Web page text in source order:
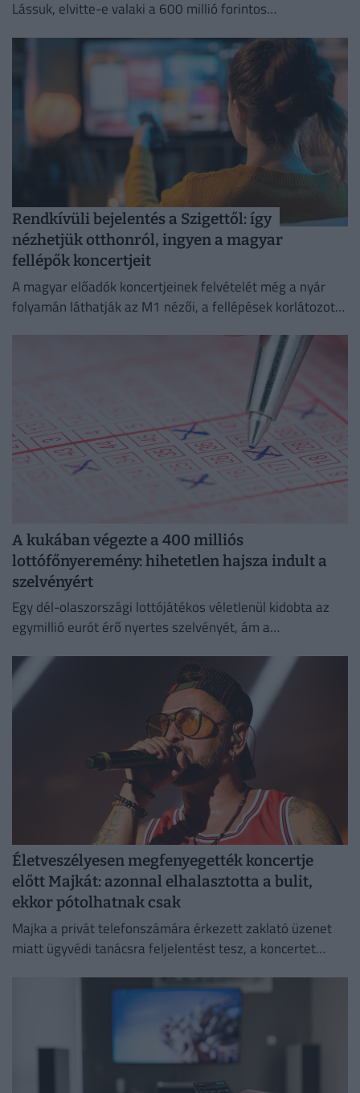
Lássuk, elvitte-e valaki a 600 millió forintos
Rendkívüli bejelentés a Szigettől: így
nézhetjük otthonról, ingyen a magyar
fellépők koncertjeit
A magyar előadók koncertjeinek felvételét még a nyár
folyamán láthatják az M1 nézői, a fellépések korlátozott
A kukában végezte a 400 milliós
lottófőnyeremény: hihetetlen hajsza indult a
szelvényért
Egy dél-olaszországi lottójátékos véletlenül kidobta az
egymillió eurót érő nyertes szelvényét, ám a
hulladékhegyben.
Életveszélyesen megfenyegették koncertje
előtt Majkát: azonnal elhalasztotta a bulit,
ekkor pótolhatnak csak
Majka a privát telefonszámára érkezett zaklató üzenet
miatt ügyvédi tanácsra feljelentést tesz, a koncertet